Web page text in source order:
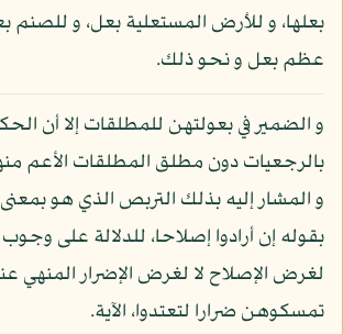
بعلها، و للأرض المستعلية بعل، و للصنم
عظم بعل و نحو ذلك.
و الضمير في بعولتهن للمطلقات إلا أن
بالرجعيات دون مطلق المطلقات الأعم
و المشار إليه بذلك التربص الذي هو بمعنى
بقوله إن أرادوا إصلاحا، للدلالة على
لغرض الإصلاح لا لغرض الإضرار المنهي
تمسكوهن ضرارا لتعتدوا، الآية.